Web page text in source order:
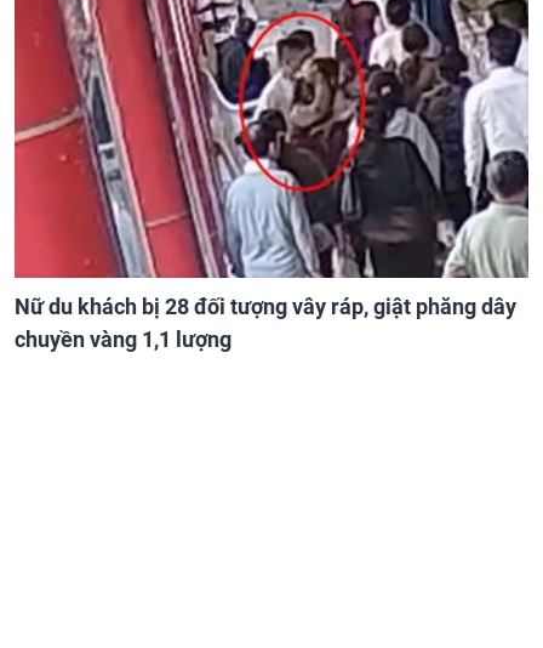
Nữ du khách bị 28 đối tượng vây ráp, giật phăng dây
chuyền vàng 1,1 lượng